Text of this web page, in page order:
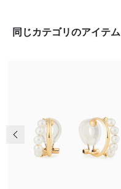
同じカテゴリのアイテム
前の画像